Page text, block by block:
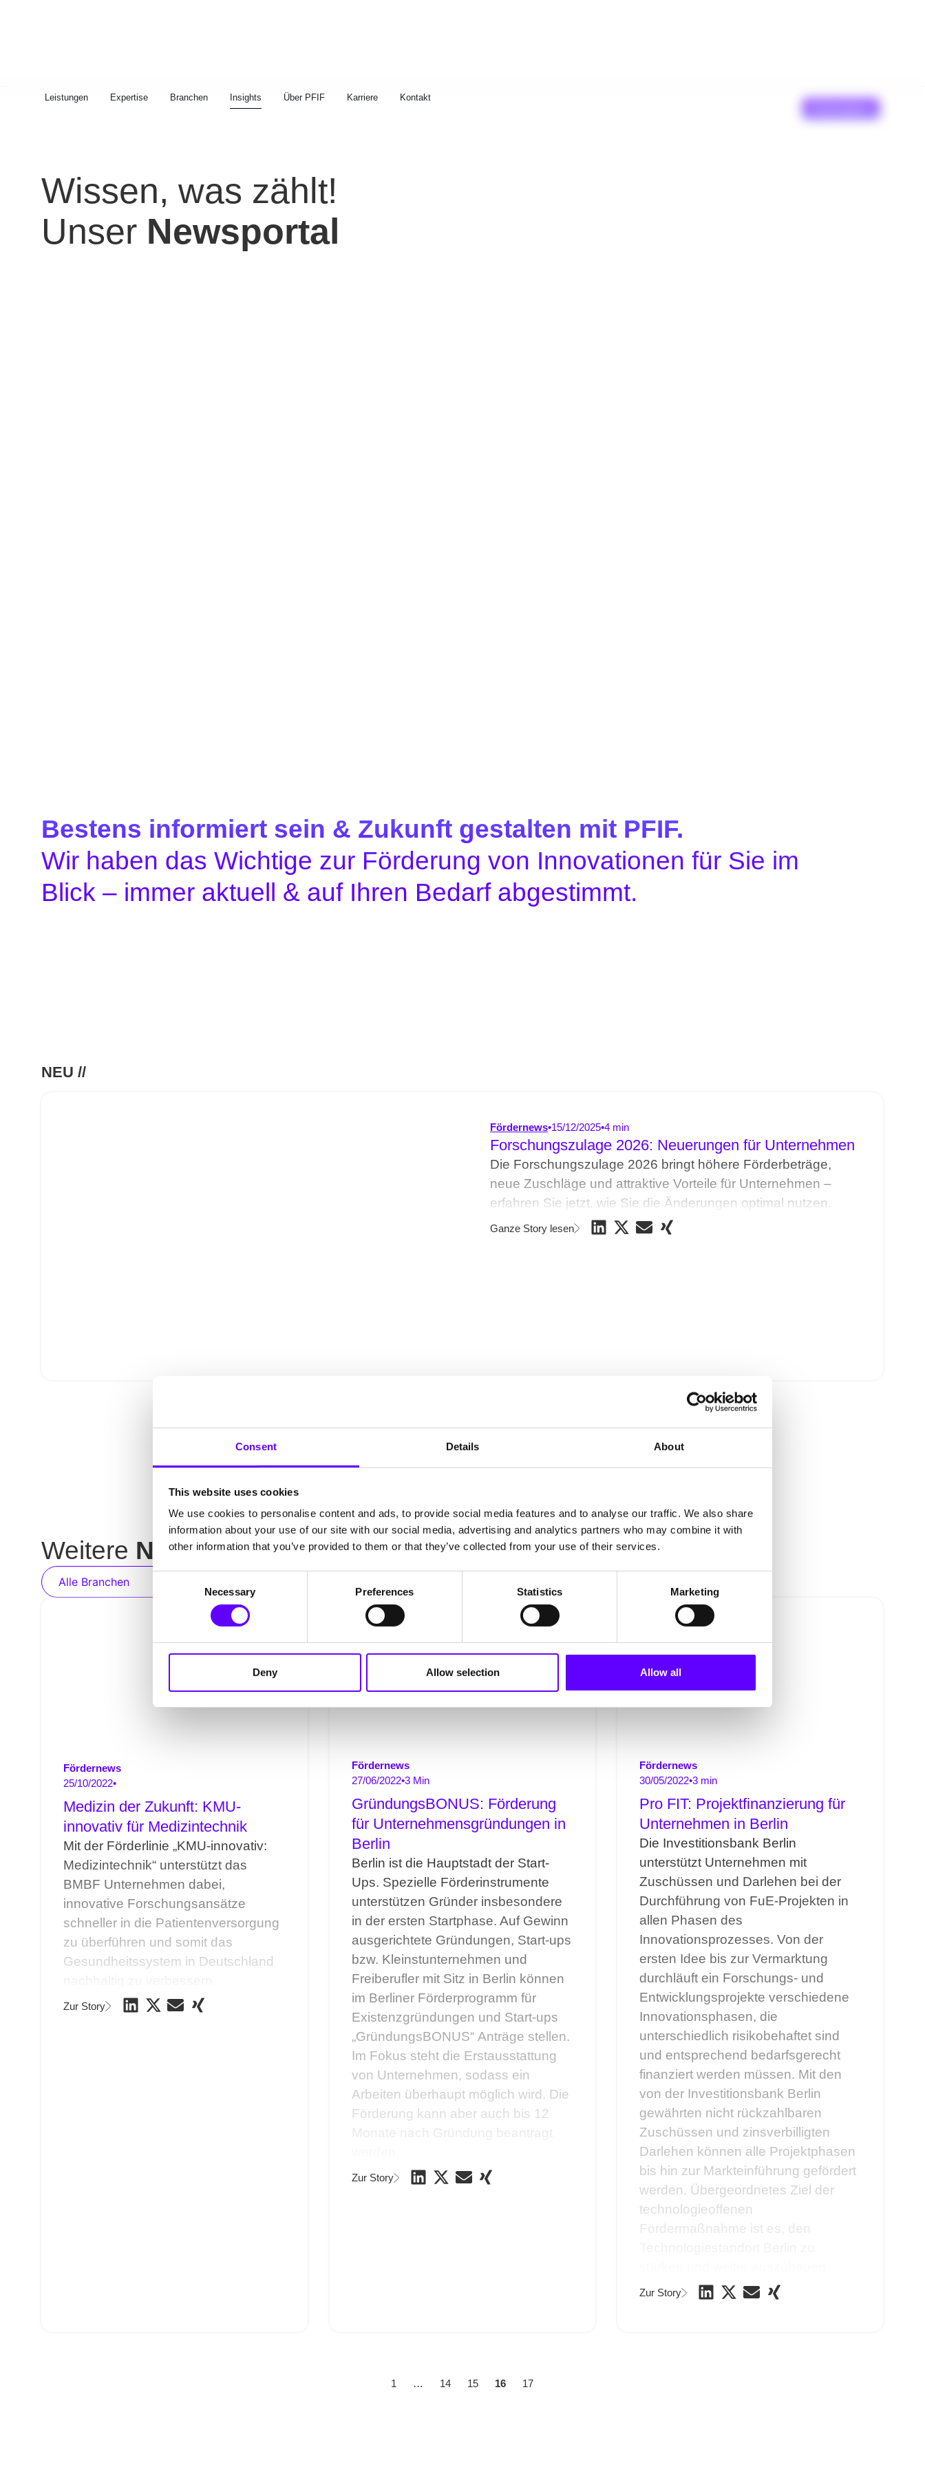
Consent Details About
This website uses cookies
We use cookies to personalise content and ads, to provide social media features and to analyse our traffic. We also share
information about your use of our site with our social media, advertising and analytics partners who may combine it with
other information that you’ve provided to them or that they’ve collected from your use of their services.
Selection
Necessary Preferences Statistics Marketing
Deny Allow selection Allow all
Leistungen Expertise Branchen Insights Über PFIF Karriere Kontakt
Wissen, was zählt!
Unser Newsportal
Bestens informiert sein & Zukunft gestalten mit PFIF.
Wir haben das Wichtige zur Förderung von Innovationen für Sie im
Blick – immer aktuell & auf Ihren Bedarf abgestimmt.
NEU //
Fördernews•15/12/2025•4 min
Forschungszulage 2026: Neuerungen für Unternehmen
Die Forschungszulage 2026 bringt höhere Förderbeträge,
neue Zuschläge und attraktive Vorteile für Unternehmen –
erfahren Sie jetzt, wie Sie die Änderungen optimal nutzen.
Ganze Story lesen
Weitere Newsnach Schlagworten
Alle Branchen
Fördernews
25/10/2022•
Medizin der Zukunft: KMU-
innovativ für Medizintechnik
Mit der Förderlinie „KMU-innovativ:
Medizintechnik“ unterstützt das
BMBF Unternehmen dabei,
innovative Forschungsansätze
schneller in die Patientenversorgung
zu überführen und somit das
Gesundheitssystem in Deutschland
Zur Story
Fördernews
27/06/2022•3 Min
GründungsBONUS: Förderung
für Unternehmensgründungen in
Berlin
Berlin ist die Hauptstadt der Start-
Ups. Spezielle Förderinstrumente
unterstützen Gründer insbesondere
in der ersten Startphase. Auf Gewinn
ausgerichtete Gründungen, Start-ups
bzw. Kleinstunternehmen und
Freiberufler mit Sitz in Berlin können
im Berliner Förderprogramm für
Existenzgründungen und Start-ups
„GründungsBONUS“ Anträge stellen.
Im Fokus steht die Erstausstattung
von Unternehmen, sodass ein
Arbeiten überhaupt möglich wird. Die
Förderung kann aber auch bis 12
Zur Story
Fördernews
30/05/2022•3 min
Pro FIT: Projektfinanzierung für
Unternehmen in Berlin
Die Investitionsbank Berlin
unterstützt Unternehmen mit
Zuschüssen und Darlehen bei der
Durchführung von FuE-Projekten in
allen Phasen des
Innovationsprozesses. Von der
ersten Idee bis zur Vermarktung
durchläuft ein Forschungs- und
Entwicklungsprojekte verschiedene
Innovationsphasen, die
unterschiedlich risikobehaftet sind
und entsprechend bedarfsgerecht
finanziert werden müssen. Mit den
von der Investitionsbank Berlin
gewährten nicht rückzahlbaren
Zuschüssen und zinsverbilligten
Darlehen können alle Projektphasen
bis hin zur Markteinführung gefördert
werden. Übergeordnetes Ziel der
technologieoffenen
Fördermaßnahme ist es, den
Zur Story
1 … 14 15 16 17